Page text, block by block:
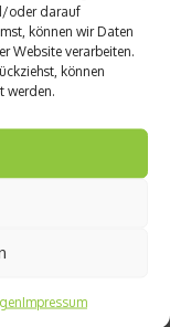
oder darauf
können wir Daten
Website verarbeiten.
können
werden.
Impressum
vor dem
Marco Heibel in
letzten